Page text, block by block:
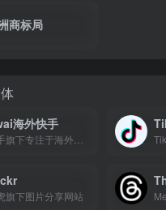
商标局
海外快手
快手旗下专注于海外市场的短视频社交平台
旗下图片分享网站